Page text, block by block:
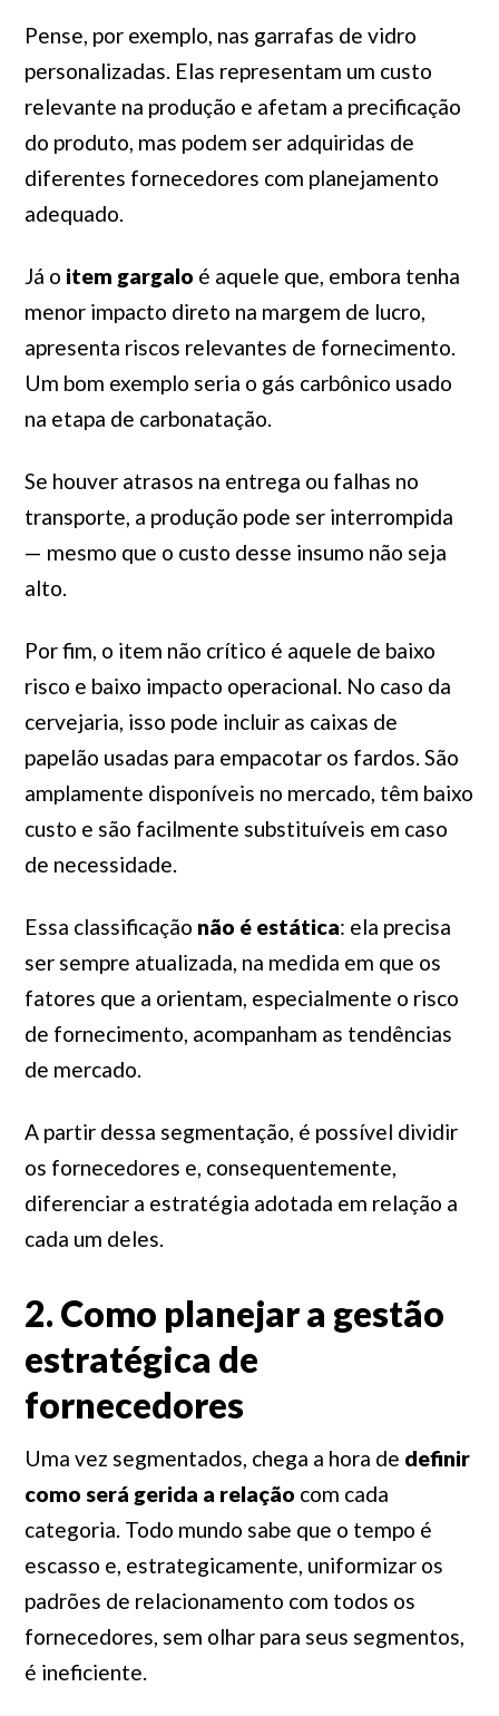
Pense, por exemplo, nas garrafas de vidro
personalizadas. Elas representam um custo
relevante na produção e afetam a precificação
do produto, mas podem ser adquiridas de
diferentes fornecedores com planejamento
adequado.
Já o item gargalo é aquele que, embora tenha
menor impacto direto na margem de lucro,
apresenta riscos relevantes de fornecimento.
Um bom exemplo seria o gás carbônico usado
na etapa de carbonatação.
Se houver atrasos na entrega ou falhas no
transporte, a produção pode ser interrompida
— mesmo que o custo desse insumo não seja
alto.
Por fim, o item não crítico é aquele de baixo
risco e baixo impacto operacional. No caso da
cervejaria, isso pode incluir as caixas de
papelão usadas para empacotar os fardos. São
amplamente disponíveis no mercado, têm baixo
custo e são facilmente substituíveis em caso
de necessidade.
Essa classificação não é estática: ela precisa
ser sempre atualizada, na medida em que os
fatores que a orientam, especialmente o risco
de fornecimento, acompanham as tendências
de mercado.
A partir dessa segmentação, é possível dividir
os fornecedores e, consequentemente,
diferenciar a estratégia adotada em relação a
cada um deles.
2. Como planejar a gestão
estratégica de
fornecedores
Uma vez segmentados, chega a hora de definir
como será gerida a relação com cada
categoria. Todo mundo sabe que o tempo é
escasso e, estrategicamente, uniformizar os
padrões de relacionamento com todos os
fornecedores, sem olhar para seus segmentos,
é ineficiente.